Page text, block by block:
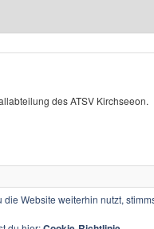
des ATSV Kirchseeon.
Website weiterhin nutzt,